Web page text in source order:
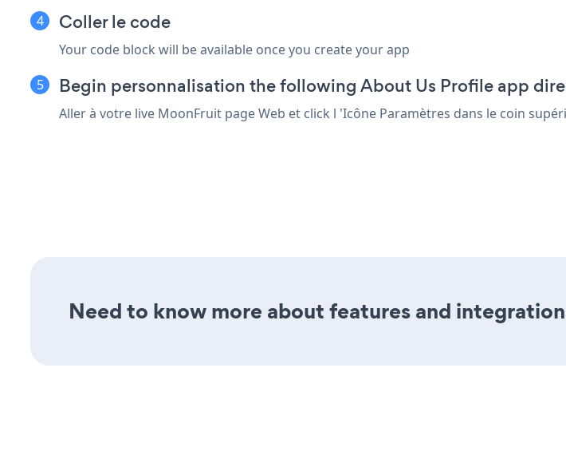
Coller le code
Your code block will be available once you create your app
Begin personnalisation the following About Us Profile app
Aller à votre live MoonFruit page Web et click l 'Icône Paramètres dans le coin
Need to know more about features and